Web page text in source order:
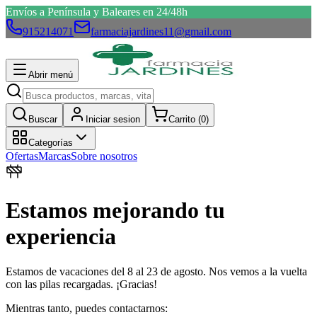
Envíos a Península y Baleares en 24/48h
915214071
farmaciajardines11@gmail.com
Abrir menú
Buscar Iniciar sesion Carrito (0)
Categorías
OfertasMarcasSobre nosotros
Estamos mejorando tu
experiencia
Estamos de vacaciones del 8 al 23 de agosto. Nos vemos a la vuelta
con las pilas recargadas. ¡Gracias!
Mientras tanto, puedes contactarnos: